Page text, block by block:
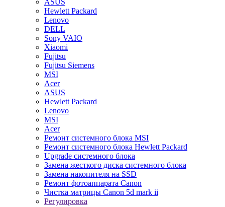
ASUS
Hewlett Packard
Lenovo
DELL
Sony VAIO
Xiaomi
Fujitsu
Fujitsu Siemens
MSI
Acer
ASUS
Hewlett Packard
Lenovo
MSI
Acer
Ремонт системного блока MSI
Ремонт системного блока Hewlett Packard
Upgrade системного блока
Замена жесткого диска системного блока
Замена накопителя на SSD
Ремонт фотоаппарата Canon
Чистка матрицы Canon 5d mark ii
Регулировка